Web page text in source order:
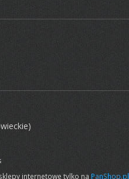
internetowe tylko na PanShop.pl